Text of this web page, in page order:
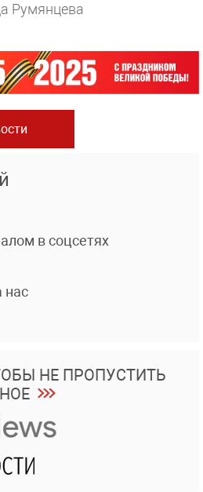
Румянцева
в соцсетях
нас
НЕ ПРОПУСТИТЬ